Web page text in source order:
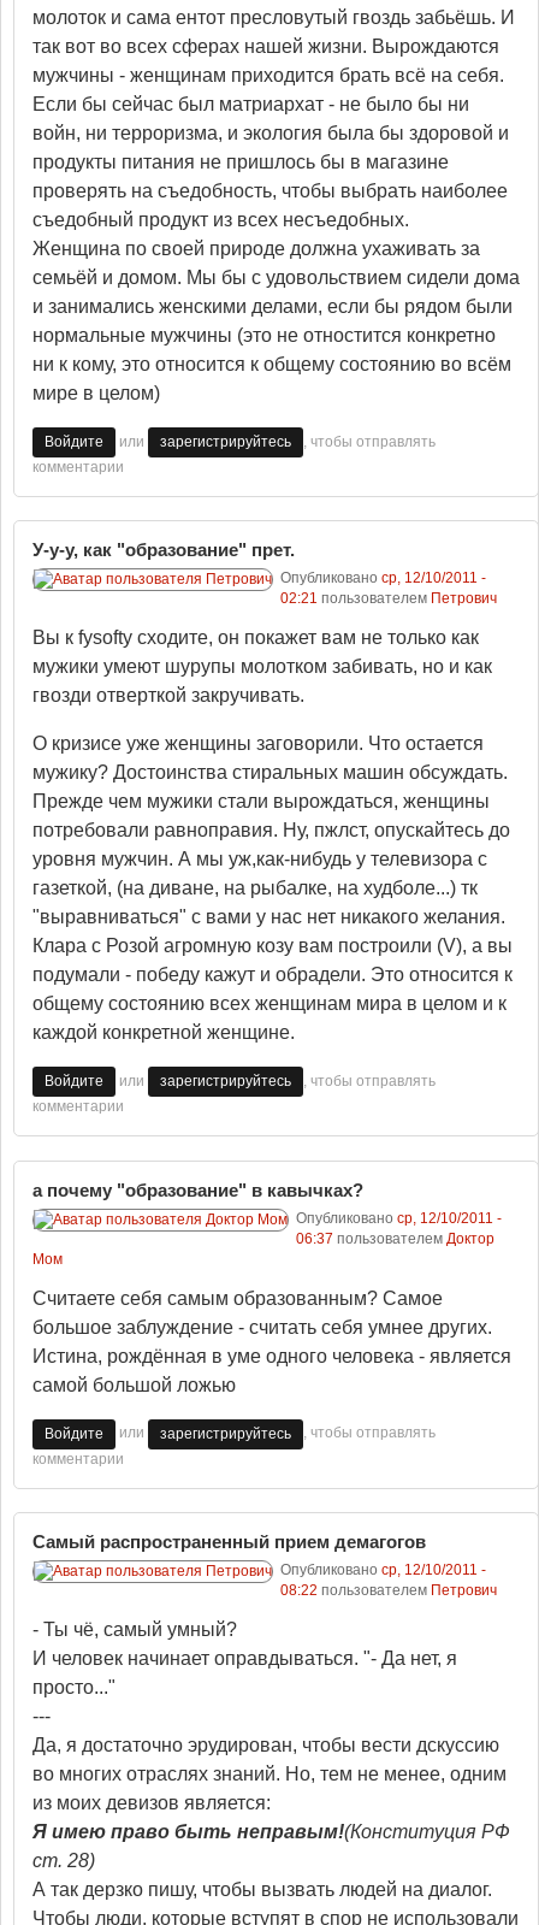
молоток и сама ентот пресловутый гвоздь забьёшь. И
так вот во всех сферах нашей жизни. Вырождаются
мужчины - женщинам приходится брать всё на себя.
Если бы сейчас был матриархат - не было бы ни
войн, ни терроризма, и экология была бы здоровой и
продукты питания не пришлось бы в магазине
проверять на съедобность, чтобы выбрать наиболее
съедобный продукт из всех несъедобных.
Женщина по своей природе должна ухаживать за
семьёй и домом. Мы бы с удовольствием сидели дома
и занимались женскими делами, если бы рядом были
нормальные мужчины (это не отностится конкретно
ни к кому, это относится к общему состоянию во всём
мире в целом)
Войдите или зарегистрируйтесь
, чтобы отправлять
комментарии
У-у-у, как "образование" прет.
Опубликовано ср, 12/10/2011 -
02:21 пользователем Петрович
Вы к fysofty сходите, он покажет вам не только как
мужики умеют шурупы молотком забивать, но и как
гвозди отверткой закручивать.
О кризисе уже женщины заговорили. Что остается
мужику? Достоинства стиральных машин обсуждать.
Прежде чем мужики стали вырождаться, женщины
потребовали равноправия. Ну, пжлст, опускайтесь до
уровня мужчин. А мы уж,как-нибудь у телевизора с
газеткой, (на диване, на рыбалке, на худболе...) тк
"выравниваться" с вами у нас нет никакого желания.
Клара с Розой агромную козу вам построили (V), а вы
подумали - победу кажут и обрадели. Это относится к
общему состоянию всех женщинам мира в целом и к
каждой конкретной женщине.
Войдите или зарегистрируйтесь
, чтобы отправлять
комментарии
а почему "образование" в кавычках?
Опубликовано ср, 12/10/2011 -
06:37 пользователем Доктор
Мом
Считаете себя самым образованным? Самое
большое заблуждение - считать себя умнее других.
Истина, рождённая в уме одного человека - является
самой большой ложью
Войдите или зарегистрируйтесь
, чтобы отправлять
комментарии
Самый распространенный прием демагогов
Опубликовано ср, 12/10/2011 -
08:22 пользователем Петрович
- Ты чё, самый умный?
И человек начинает оправдываться. "- Да нет, я
просто..."
---
Да, я достаточно эрудирован, чтобы вести дскуссию
во многих отраслях знаний. Но, тем не менее, одним
из моих девизов является:
Я имею право быть неправым!(Конституция РФ
ст. 28)
А так дерзко пишу, чтобы вызвать людей на диалог.
Чтобы люди, которые вступят в спор не использовали